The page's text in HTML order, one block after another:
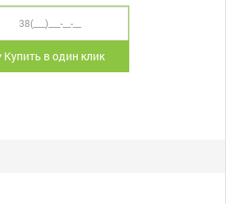
Купить в один клик